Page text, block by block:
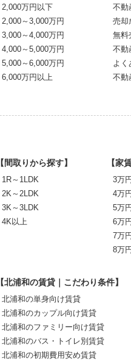
2,000万円以下
2,000～3,000万円
3,000～4,000万円
4,000～5,000万円
5,000～6,000万円
6,000万円以上
不動
売却
無料
不動
よく
不動
【間取りから探す】
1R～1LDK
2K～2LDK
3K～3LDK
4K以上
【家
3万
4万
5万
6万
7万
8万
【北浦和の賃貸｜こだわり条件】
北浦和の単身向け賃貸
北浦和のカップル向け賃貸
北浦和のファミリー向け賃貸
北浦和のバス・トイレ別賃貸
北浦和の初期費用安め賃貸